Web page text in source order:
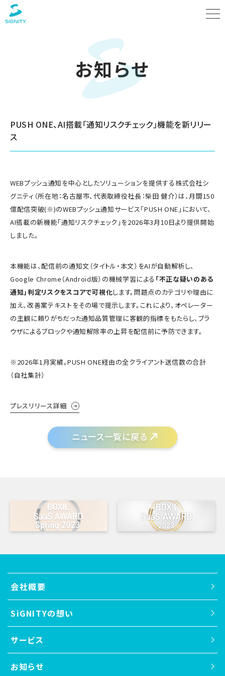
お知らせ
PUSH ONE、AI搭載「通知リスクチェック」機能を新リリー
ス
WEBプッシュ通知を中心としたソリューションを提供する株式会社シ
グニティ（所在地：名古屋市、代表取締役社長：柴田 健介）は、月間150
億配信突破(※)のWEBプッシュ通知サービス「PUSH ONE」において、
AI搭載の新機能「通知リスクチェック」を2026年3月10日より提供開始
しました。
本機能は、配信前の通知文（タイトル・本文）をAIが自動解析し、
Google Chrome（Android版）の機械学習による 「不正な疑いのある
通知」判定リスクをスコアで可視化します。問題点のカテゴリや理由に
加え、改善案テキストをその場で提示します。これにより、オペレーター
の主観に頼りがちだった通知品質管理に客観的指標をもたらし、ブラ
ウザによるブロックや通知解除率の上昇を配信前に予防できます。
※2026年1月実績。PUSH ONE経由の全クライアント送信数の合計
（自社集計）
プレスリリース詳細
ニュース一覧に戻る
会社概要
SiGNITYの想い
サービス
画面広告
お知らせ